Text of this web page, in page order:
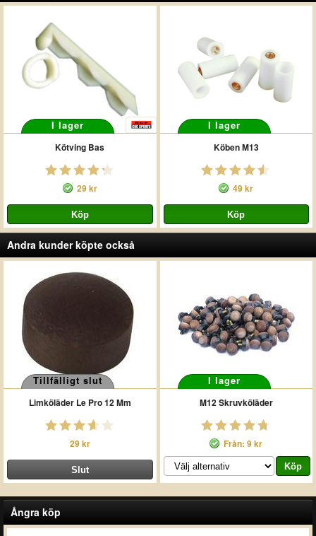
I lager
Kötving Bas
29 kr
I lager
Köben M13
49 kr
Andra kunder köpte också
Tillfälligt slut
Limköläder Le Pro 12 Mm
29 kr
I lager
M12 Skruvköläder
Från: 9 kr
Ångra köp